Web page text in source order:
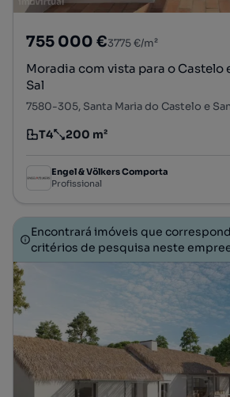
755 000 €3775 €/m²
Moradia com vista para o Castelo
Sal
Tipologia
T4
Preço por metro quadrado
200 m²
Engel & Völkers Comporta
Profissional
Encontrará imóveis que
critérios de pesquisa neste